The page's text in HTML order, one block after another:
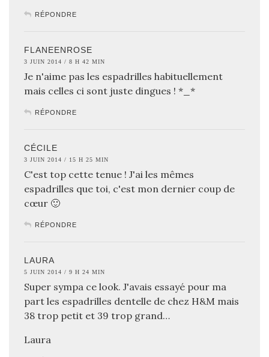
RÉPONDRE
FLANEENROSE
3 JUIN 2014 / 8 H 42 MIN
Je n'aime pas les espadrilles habituellement
mais celles ci sont juste dingues ! *_*
RÉPONDRE
CÉCILE
3 JUIN 2014 / 15 H 25 MIN
C'est top cette tenue ! J'ai les mêmes
espadrilles que toi, c'est mon dernier coup de
cœur 🙂
RÉPONDRE
LAURA
5 JUIN 2014 / 9 H 24 MIN
Super sympa ce look. J'avais essayé pour ma
part les espadrilles dentelle de chez H&M mais
38 trop petit et 39 trop grand…
Laura